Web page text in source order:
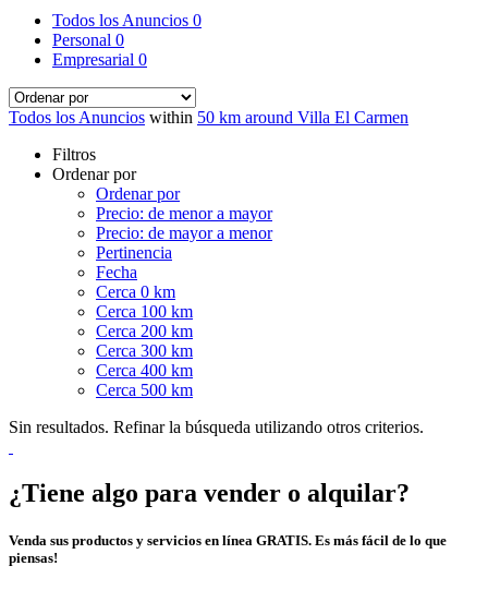
Todos los Anuncios 0
Personal 0
Empresarial 0
Todos los Anuncios within 50 km around Villa El Carmen
Filtros
Ordenar por
Ordenar por
Precio: de menor a mayor
Precio: de mayor a menor
Pertinencia
Fecha
Cerca 0 km
Cerca 100 km
Cerca 200 km
Cerca 300 km
Cerca 400 km
Cerca 500 km
Sin resultados. Refinar la búsqueda utilizando otros criterios.
¿Tiene algo para vender o alquilar?
Venda sus productos y servicios en línea GRATIS. Es más fácil de lo que
piensas!